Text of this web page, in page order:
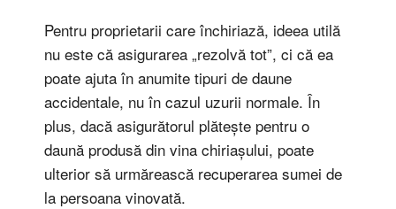
Pentru proprietarii care închiriază, ideea utilă
nu este că asigurarea „rezolvă tot”, ci că ea
poate ajuta în anumite tipuri de daune
accidentale, nu în cazul uzurii normale. În
plus, dacă asigurătorul plătește pentru o
daună produsă din vina chiriașului, poate
ulterior să urmărească recuperarea sumei de
la persoana vinovată.